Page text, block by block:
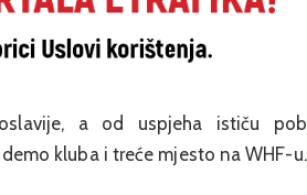
a od uspjeha ističu
kluba i treće mjesto na WHF-u.